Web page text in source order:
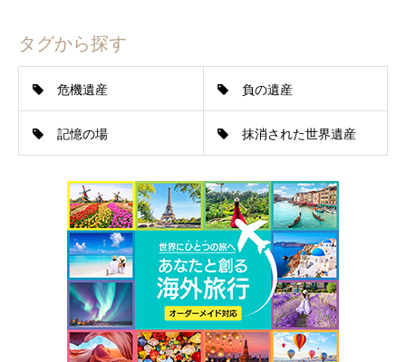
タグから探す
危機遺産 負の遺産
記憶の場 抹消された世界遺産